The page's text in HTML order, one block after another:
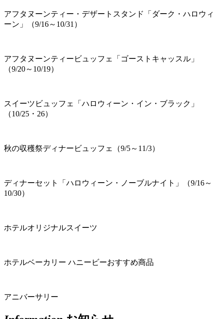
アフタヌーンティー・デザートスタンド「ダーク・ハロウィ
ーン」（9/16～10/31）
アフタヌーンティービュッフェ「ゴーストキャッスル」
（9/20～10/19）
スイーツビュッフェ「ハロウィーン・イン・ブラック」
（10/25・26）
秋の収穫祭ディナービュッフェ（9/5～11/3）
ディナーセット「ハロウィーン・ノーブルナイト」（9/16～
10/30）
ホテルオリジナルスイーツ
ホテルベーカリー ハニービーおすすめ商品
アニバーサリー